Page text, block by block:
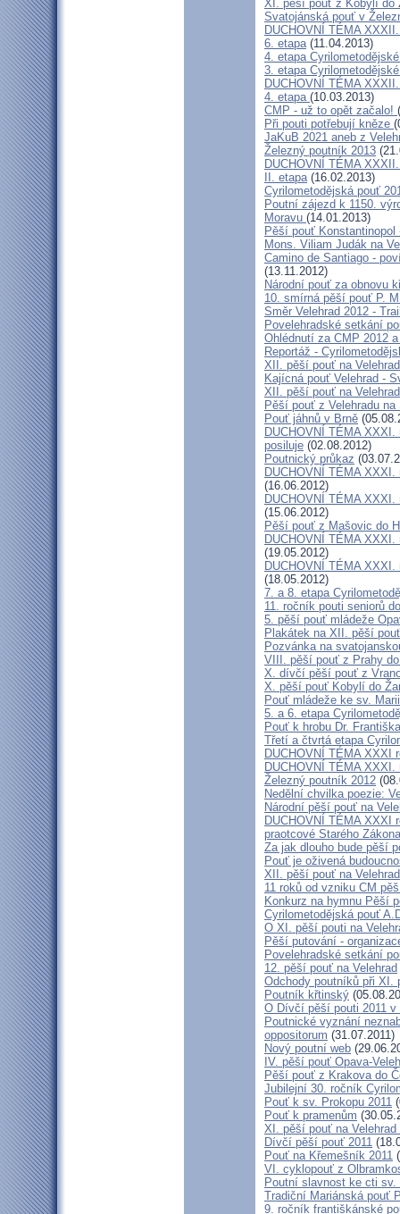
XI. pěší pouť z Kobylí do
Svatojánská pouť v
DUCHOVNÍ TÉMA
6. etapa(11.04.2013)
4. etapa
3. etapa
DUCHOVNÍ TÉMA
4. etapa (10.03.2013)
CMP - už to opět začalo!
Při pouti potřebují kněze
JaKuB 2021 aneb z
Železný poutník 2013
DUCHOVNÍ TÉMA
II. etapa(16.02.2013)
Cyrilometodějská pouť
Poutní zájezd k 1150.
Moravu (14.01.2013)
Pěší pouť Konstantinopol
Mons. Viliam Judák na
Camino de Santiago -
(13.11.2012)
Národní pouť za obnovu
10. smírná pěší pouť P.
Směr Velehrad 2012 -
Povelehradské setkání
Ohlédnutí za CMP 2012
Reportáž -
XII. pěší pouť na
Kajícná pouť Velehrad -
XII. pěší pouť na
Pěší pouť z Velehradu na
Pouť jáhnů v Brně
DUCHOVNÍ TÉMA
posiluje (02.08.2012)
Poutnický průkaz
DUCHOVNÍ TÉMA
(16.06.2012)
DUCHOVNÍ TÉMA
(15.06.2012)
Pěší pouť z Mašovic do
DUCHOVNÍ TÉMA
(19.05.2012)
DUCHOVNÍ TÉMA
(18.05.2012)
7. a 8. etapa
11. ročník pouti seniorů
5. pěší pouť mládeže
Plakátek na XII. pěší
Pozvánka na
VIII. pěší pouť z Prahy
X. dívčí pěší pouť z
X. pěší pouť Kobylí do
Pouť mládeže ke sv.
5. a 6. etapa
Pouť k hrobu Dr.
Třetí a čtvrtá etapa
DUCHOVNÍ TÉMA XXXI
DUCHOVNÍ TÉMA
Železný poutník 2012
Nedělní chvilka poezie:
Národní pěší pouť na
DUCHOVNÍ TÉMA XXXI
praotcové Starého Zákona
Za jak dlouho bude pěší
Pouť je oživená
XII. pěší pouť na
11 roků od vzniku CM
Konkurz na hymnu Pěší
Cyrilometodějská pouť
O XI. pěší pouti na
Pěší putování -
Povelehradské setkání
12. pěší pouť na Velehrad
Odchody poutníků při XI.
Poutník křtinský
O Dívčí pěší pouti 2011 v
Poutnické vyznání
oppositorum (31.07.2011)
Nový poutní web
IV. pěší pouť Opava-
Pěší pouť z Krakova do
Jubilejní 30. ročník
Pouť k sv. Prokopu 2011
Pouť k pramenům
XI. pěší pouť na Velehrad
Dívčí pěší pouť 2011
Pouť na Křemešník 2011
VI. cyklopouť z
Poutní slavnost ke cti sv.
Tradiční Mariánská pouť
9. ročník františkánské